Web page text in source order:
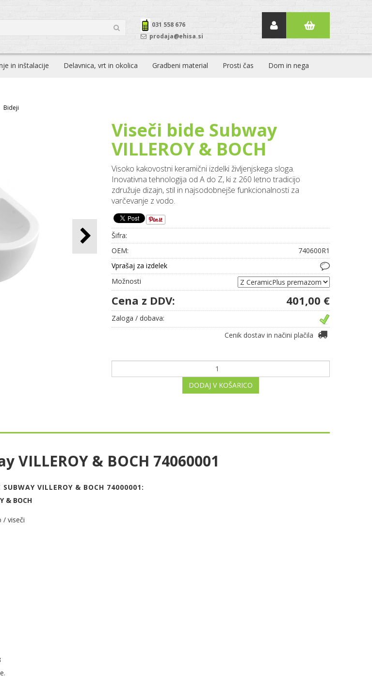
031 558 676
prodaja@ehisa.si
in inštalacije Delavnica, vrt in okolica Gradbeni material Prosti čas Dom in nega
Bideji
Viseči bide Subway
VILLEROY & BOCH
Visoko kakovostni keramični izdelki življenjskega sloga.
Inovativna tehnologija od A do Z, ki z 260 letno tradicijo
združuje dizajn, stil in najsodobnejše funkcionalnosti za
varčevanje z vodo.
Šifra:
OEM:
740600R1
Vprašaj za izdelek
Možnosti
Cena z DDV: 401,00 €
Zaloga / dobava:
Cenik dostav in načini plačila
DODAJ V KOŠARICO
VILLEROY & BOCH 74060001
VILLEROY & BOCH 74000001:
& BOCH
/ viseči